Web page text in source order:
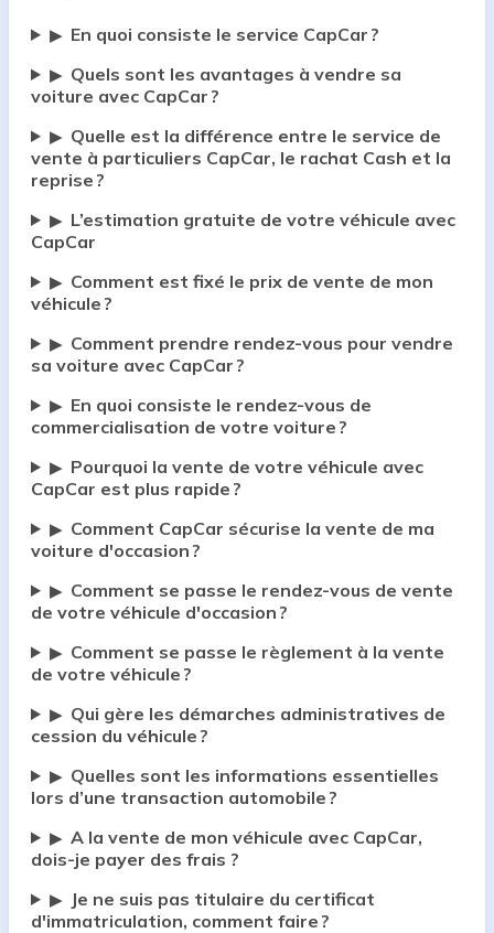
▶ En quoi consiste le service CapCar ?
▶ Quels sont les avantages à vendre sa
voiture avec CapCar ?
▶ Quelle est la différence entre le service de
vente à particuliers CapCar, le rachat Cash et la
reprise ?
▶ L’estimation gratuite de votre véhicule avec
CapCar
▶ Comment est fixé le prix de vente de mon
véhicule ?
▶ Comment prendre rendez-vous pour vendre
sa voiture avec CapCar ?
▶ En quoi consiste le rendez-vous de
commercialisation de votre voiture ?
▶ Pourquoi la vente de votre véhicule avec
CapCar est plus rapide ?
▶ Comment CapCar sécurise la vente de ma
voiture d'occasion ?
▶ Comment se passe le rendez-vous de vente
de votre véhicule d'occasion ?
▶ Comment se passe le règlement à la vente
de votre véhicule ?
▶ Qui gère les démarches administratives de
cession du véhicule ?
▶ Quelles sont les informations essentielles
lors d’une transaction automobile ?
▶ A la vente de mon véhicule avec CapCar,
dois-je payer des frais ?
▶
Je ne suis pas titulaire du certificat
d'immatriculation, comment faire ?